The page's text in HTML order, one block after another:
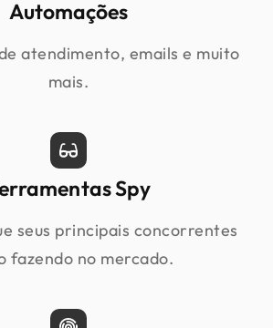
Automações
atendimento, emails e muito
mais.
Spy
seus principais concorrentes
fazendo no mercado.